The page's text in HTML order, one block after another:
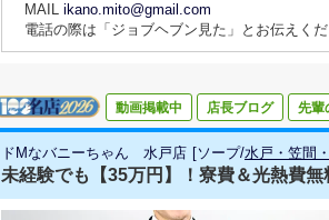
MAIL ikano.mito@gmail.com
電話の際は「ジョブヘブン見た」とお伝えくだ
動画掲載中 店長ブログ 先輩
ドMなバニーちゃん 水戸店 [ソープ/水戸・笠間
未経験でも【35万円】！寮費＆光熱費